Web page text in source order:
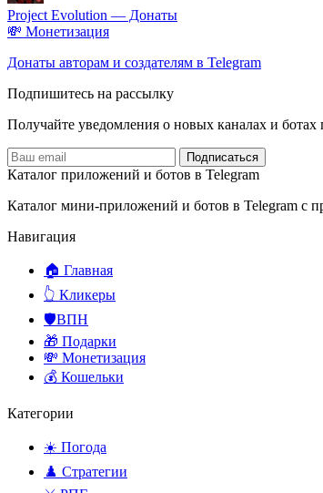
Project Evolution — Донаты
💸 Монетизация
Донаты авторам и создателям в Telegram
Подпишитесь на рассылку
Получайте уведомления о новых каналах и
Подписаться
Каталог приложений и ботов в Telegram
Каталог мини-приложений и ботов в Telegram с
Навигация
🏠 Главная
👆 Кликеры
🛡️ВПН
🎁 Подарки
💸 Монетизация
💰 Кошельки
Категории
☀️ Погода
♟️ Стратегии